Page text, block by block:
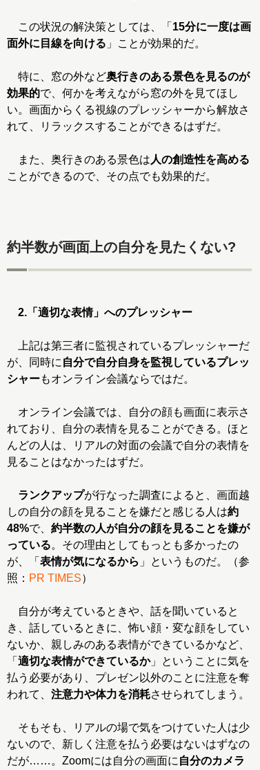
この状況の解決策としては、「 15分に一度は画
面外に目線を向ける 」ことが効果的だ。
特に、窓の外など奥行きのある景色を見るのが
効果的で、何かを考えながら窓の外を見てほし
い。画面からくる視線のプレッシャーから解放さ
れて、リラックスすることができるはずだ。
また、奥行きのある景色は 人の創造性を高める
ことができるので、その点でも効果的だ。
約半数が画面上の自分を見たくない?
2.「適切な表情」へのプレッシャー
上記は第三者に監視されているプレッシャーだ
が、同時に 自分で自分自身を監視しているプレッ
シャーもオンライン会議ならではだ。
オンライン会議では、自分の顔も画面に表示さ
れており、自分の表情を見ることができる。ほと
んどの人は、リアルの対面の会議で自分の表情を
見ることはなかったはずだ。
ランクアップが行なった調査によると、画面越
しの自分の顔を見ることを嫌だと感じる人は約
48%で、 約半数の人が自分の顔を見ることを嫌が
っている。その理由としてもっとも多かったの
が、「 表情が気になるから 」というものだ。（参
照： PR TIMES）
自分が考えているときや、話を聞いていると
き、話しているときに、怖い顔・変な顔をしてい
ないか、親しみのある表情ができているかなど、
「 適切な表情ができているか」ということに気を
払う必要があり、プレゼン以外のことに注意を奪
われて、 注意力や体力を消耗させられてしまう。
そもそも、リアルの場で気をつけていた人は少
ないので、新しく注意を払う必要はないはずなの
だが……。Zoomには自分の画面に 自分のカメラ